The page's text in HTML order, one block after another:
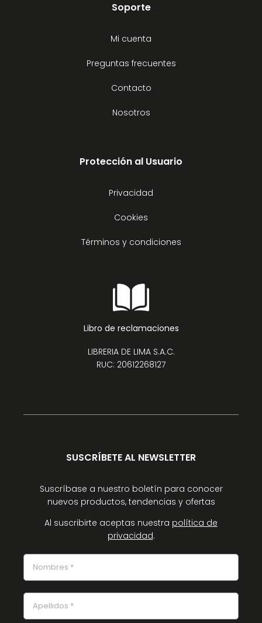
Soporte
Mi cuenta
Preguntas frecuentes
Contacto
Nosotros
Protección al Usuario
Privacidad
Cookies
Términos y condiciones
Libro de reclamaciones
LIBRERIA DE LIMA S.A.C.
RUC: 20612268127
SUSCRÍBETE AL NEWSLETTER
Suscríbase a nuestro boletín para conocer
nuevos productos, tendencias y ofertas
Al suscribirte aceptas nuestra política de
privacidad.